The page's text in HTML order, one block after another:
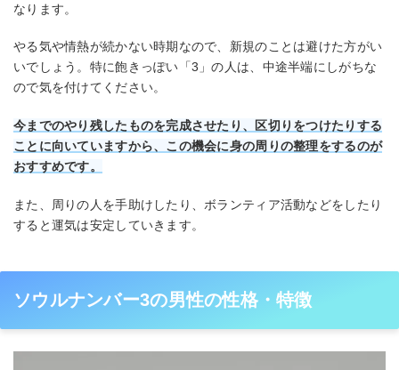
なります。
やる気や情熱が続かない時期なので、新規のことは避けた方がい
いでしょう。特に飽きっぽい「3」の人は、中途半端にしがちな
ので気を付けてください。
今までのやり残したものを完成させたり、区切りをつけたりする
ことに向いていますから、この機会に身の周りの整理をするのが
おすすめです。
また、周りの人を手助けしたり、ボランティア活動などをしたり
すると運気は安定していきます。
ソウルナンバー3の男性の性格・特徴